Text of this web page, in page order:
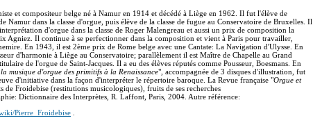
et compositeur belge né à Namur en 1914 et décédé à Liège en 1962. Il fut l'élève de
Namur dans la classe d'orgue, puis élève de la classe de fugue au Conservatoire de Bruxelles. Il
d'orgue dans la classe de Roger Malengreau et aussi un prix de composition la
Agniez. Il continue à se perfectionner dans la composition et vient à Paris pour travailler,
En 1943, il est 2ème prix de Rome belge avec une Cantate: La Navigation d'Ulysse. En
d'harmonie à Liège au Conservatoire; parallèlement il est Maître de Chapelle au Grand
de l'orgue de Saint-Jacques. Il a eu des élèves réputés comme Pousseur, Boesmans. En
musique d'orgue des primitifs à la Renaissance", accompagnée de 3 disques d'illustration, fut
d'initiative dans la façon d'interpréter le répertoire baroque. La Revue française "Orgue et
de Froidebise (restitutions musicologiques), fruits de ses recherches
Dictionnaire des Interprètes, R. Laffont, Paris, 2004. Autre référence:
Pierre_Froidebise